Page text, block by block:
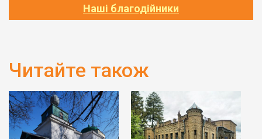
Наші благодійники
Читайте також